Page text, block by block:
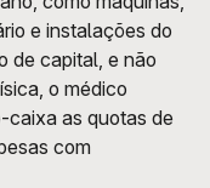
e instalações do
de capital, e não
o médico
caixa as quotas de
com